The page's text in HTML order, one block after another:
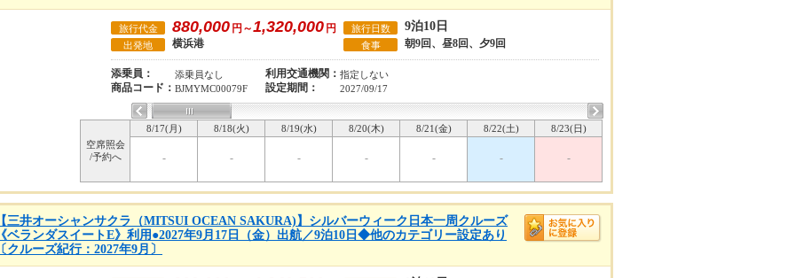
旅行代金 880,000 円～1,320,000 円 旅行日数 9泊10日
出発地 横浜港 食事 朝9回、昼8回、夕9回
添乗員： 添乗員なし 利用交通機関： 指定しない
商品コード： BJMYMC00079F 設定期間： 2027/09/17
空席照会
/予約へ
8/17(月) 8/18(火) 8/19(水) 8/20(木) 8/21(金) 8/22(土) 8/23(日)
- - - - - - -
【三井オーシャンサクラ（MITSUI OCEAN SAKURA)】シルバーウィーク日本一周クルーズ
《ベランダスイートE》利用●2027年9月17日（金）出航／9泊10日◆他のカテゴリー設定あり
〔クルーズ紀行：2027年9月〕